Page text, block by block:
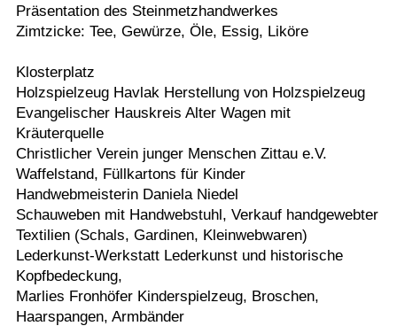
Präsentation des Steinmetzhandwerkes
Zimtzicke: Tee, Gewürze, Öle, Essig, Liköre
Klosterplatz
Holzspielzeug Havlak Herstellung von Holzspielzeug
Evangelischer Hauskreis Alter Wagen mit
Kräuterquelle
Christlicher Verein junger Menschen Zittau e.V.
Waffelstand, Füllkartons für Kinder
Handwebmeisterin Daniela Niedel
Schauweben mit Handwebstuhl, Verkauf handgewebter
Textilien (Schals, Gardinen, Kleinwebwaren)
Lederkunst-Werkstatt Lederkunst und historische
Kopfbedeckung,
Marlies Fronhöfer Kinderspielzeug, Broschen,
Haarspangen, Armbänder